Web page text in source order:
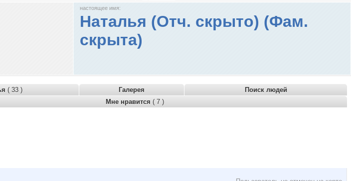
настоящее имя:
Наталья (Отч. скрыто) (Фам.
скрыта)
( 33 ) Галерея
Поиск людей
Мне нравится ( 7 )